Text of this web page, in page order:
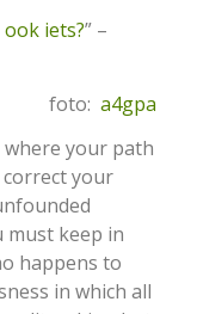
iets?” –
foto:a4gpa
your path
your
must keep in
happens to
in which all